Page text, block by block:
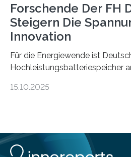
Forschende Der FH
Steigern Die
Innovation
Für die Energiewende ist
Hochleistungsbatteriespeicher
Doch mit der immensen Zahl
Projekt KV-BATT diese Verluste
erhöhen dazu die Spannung um
15.10.2025